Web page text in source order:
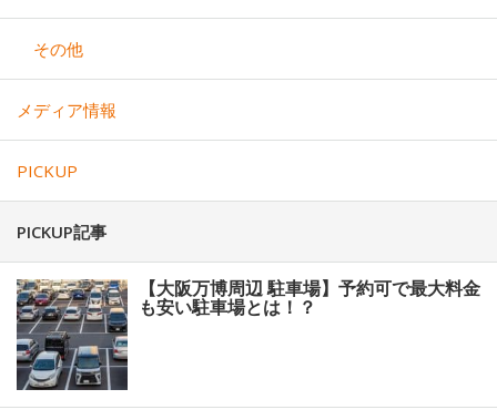
その他
メディア情報
PICKUP
PICKUP記事
【大阪万博周辺 駐車場】予約可で最大料金
も安い駐車場とは！？